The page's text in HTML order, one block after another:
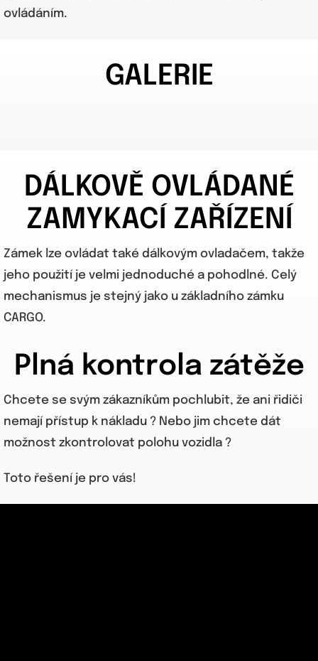
ovládáním.
GALERIE
DÁLKOVĚ OVLÁDANÉ
ZAMYKACÍ ZAŘÍZENÍ
Zámek lze ovládat také dálkovým ovladačem, takže
jeho použití je velmi jednoduché a pohodlné. Celý
mechanismus je stejný jako u základního zámku
CARGO.
Plná kontrola zátěže
Chcete se svým zákazníkům pochlubit, že ani řidiči
nemají přístup k nákladu ? Nebo jim chcete dát
možnost zkontrolovat polohu vozidla ?
Toto řešení je pro vás!